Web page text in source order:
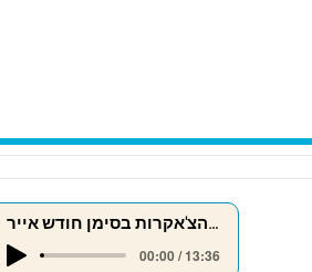
ריפוי 7 הצ'אקרות בסימן חודש אייר
00:00 / 13:36